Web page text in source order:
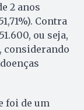
2 anos
Contra
ou seja,
considerando
foi de um